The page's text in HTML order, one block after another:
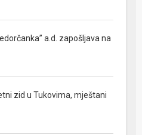
a.d. zapošljava na
zid u Tukovima, mještani